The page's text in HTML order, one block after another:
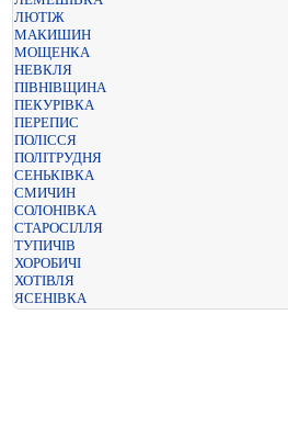
ЛЮТІЖ
МАКИШИН
МОЩЕНКА
НЕВКЛЯ
ПІВНІВЩИНА
ПЕКУРІВКА
ПЕРЕПИС
ПОЛІССЯ
ПОЛІТРУДНЯ
СЕНЬКІВКА
СМИЧИН
СОЛОНІВКА
СТАРОСІЛЛЯ
ТУПИЧІВ
ХОРОБИЧІ
ХОТІВЛЯ
ЯСЕНІВКА